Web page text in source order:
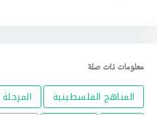
معلومات ذات صلة
المناهج الفلسطينية